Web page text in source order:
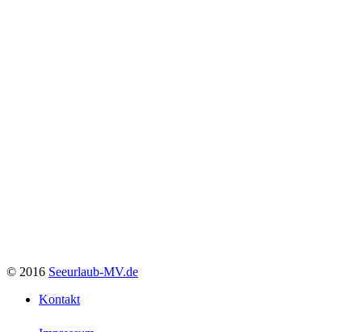
© 2016 Seeurlaub-MV.de
Kontakt